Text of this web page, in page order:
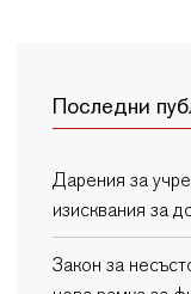
Последни
Дарения за
изисквания за
Закон за